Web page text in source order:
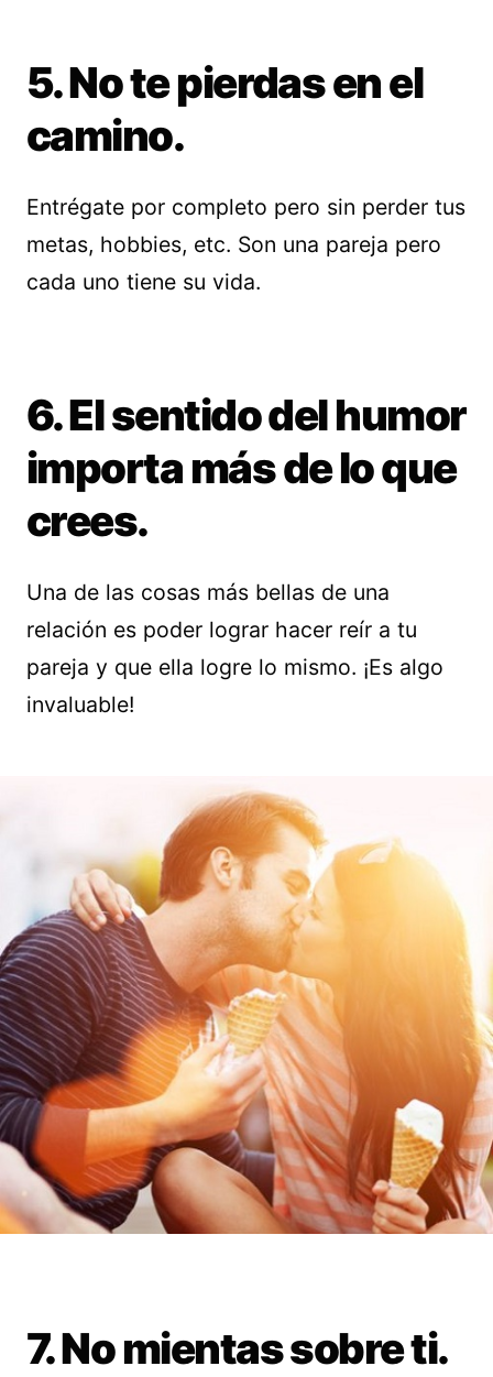
5. No te pierdas en el
camino.
Entrégate por completo pero sin perder tus
metas, hobbies, etc. Son una pareja pero
cada uno tiene su vida.
6. El sentido del humor
importa más de lo que
crees.
Una de las cosas más bellas de una
relación es poder lograr hacer reír a tu
pareja y que ella logre lo mismo. ¡Es algo
invaluable!
7. No mientas sobre ti.